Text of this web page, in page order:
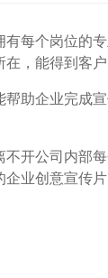
每个岗位的
，能得到客
助企业完成宣
公司内部每
业创意宣传片